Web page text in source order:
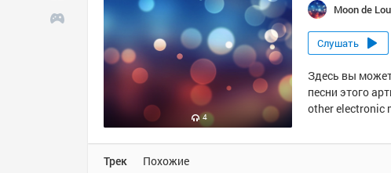
4
Moon de
Слушать
Здесь вы
песни этого
other electronic
Трек Похожие